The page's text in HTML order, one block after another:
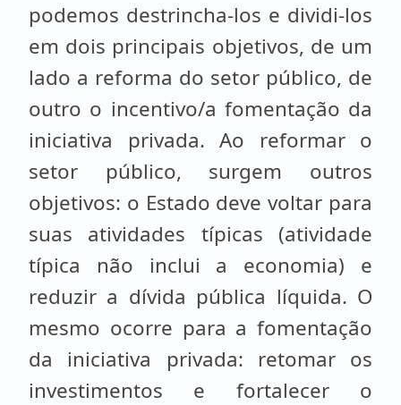
podemos destrincha-los e dividi-los
em dois principais objetivos, de um
lado a reforma do setor público, de
outro o incentivo/a fomentação da
iniciativa privada. Ao reformar o
setor público, surgem outros
objetivos: o Estado deve voltar para
suas atividades típicas (atividade
típica não inclui a economia) e
reduzir a dívida pública líquida. O
mesmo ocorre para a fomentação
da iniciativa privada: retomar os
investimentos e fortalecer o